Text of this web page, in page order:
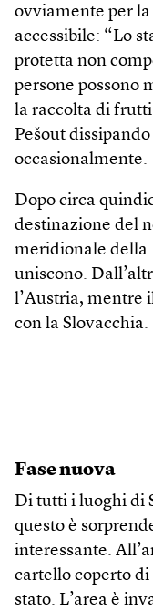
ovviamente per la
accessibile: “Lo
protetta non
persone possono
la raccolta di frutti
Pešout
occasionalmente.
Dopo circa
destinazione del
meridionale della
uniscono.
l’Austria, mentre
con la Slovacchia.
Fase nuova
Di tutti i luoghi di
questo è
interessante.
cartello coperto
stato. L’area è